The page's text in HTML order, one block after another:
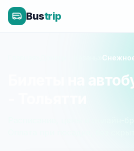
Bustrip
Билеты на
Расписание, цены и онлайн-
Оплата при посадке, без